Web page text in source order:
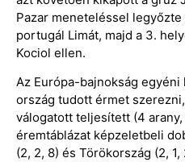
Pazar meneteléssel
portugál Limát, majd a 3.
Kociol ellen.
Az Európa-bajnokság
ország tudott érmet
válogatott teljesített (4
éremtáblázat képzeletbeli
(2, 2, 8) és Törökország (2,